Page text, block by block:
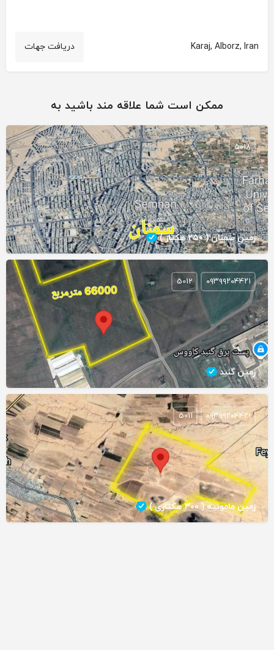
Karaj, Alborz, Iran دریافت جهات
ممکن است شما علاقه مند باشید به
زمین سمنان ( ۲۵۰ هکتار )
5018
زمین گنبد
۰۹۳۹۹۲۰۴۴۲۱ 5012
زمین مامونیه ( ۳۰۰ هکتاری )
۰۹۳۹۹۲۰۴۴۲۱ 5011